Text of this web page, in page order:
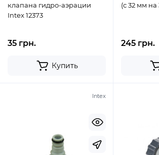
клапана гидро-аэрации
Intex 12373
35 грн.
Купить
(с 32 мм на
245 грн.
Intex